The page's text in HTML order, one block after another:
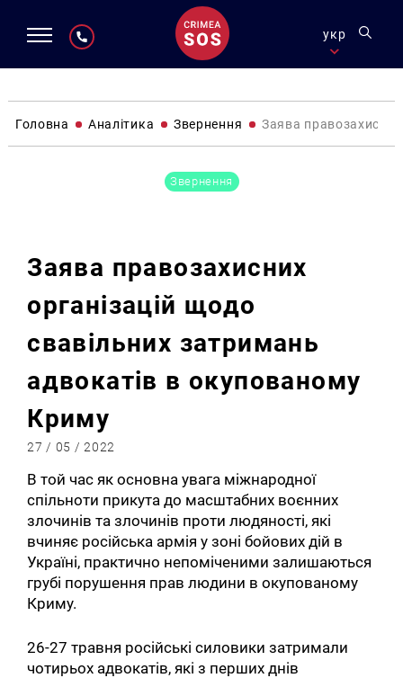
укр
Головна Аналітика Звернення Заява
Звернення
Заява правозахисних
організацій щодо
свавільних затримань
адвокатів в окупованому
Криму
27 / 05 / 2022
В той час як основна увага міжнародної
спільноти прикута до масштабних воєнних
злочинів та злочинів проти людяності, які
вчиняє російська армія у зоні бойових дій в
Україні, практично непоміченими залишаються
грубі порушення прав людини в окупованому
Криму.
26-27 травня російські силовики затримали
чотирьох адвокатів, які з перших днів